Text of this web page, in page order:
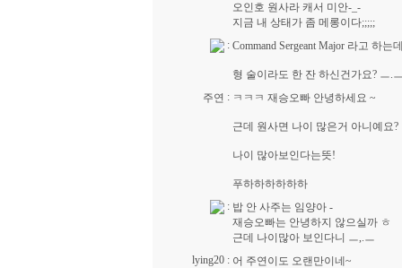
오인호 원사라 캐서 미안-_-
지금 내 상태가 좀 메롱이다;;;;;
: Command Sergeant Major 라고 하는
형 술이라도 한 잔 하신건가요? ㅡ.
주연 : ㅋㅋㅋ 재승오빠 안녕하세요 ~
근데 원사면 나이 많은거 아니예요?
나이 많아보인다는뜻!
푸하하하하하하
: 밥 안 사주는 임양아 -
재승오빠는 안녕하지 않으실까 ㅎ
근데 나이많아 보인다니 ㅡ,.ㅡ
lying20 : 어 주연이도 오랜만이네~